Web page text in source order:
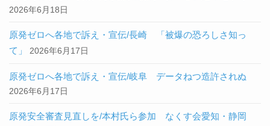
2026年6月18日
原発ゼロへ各地で訴え・宣伝/長崎 「被爆の恐ろしさ知っ
て」
2026年6月17日
原発ゼロへ各地で訴え・宣伝/岐阜 データねつ造許されぬ
2026年6月17日
原発安全審査見直しを/本村氏ら参加 なくす会愛知・静岡